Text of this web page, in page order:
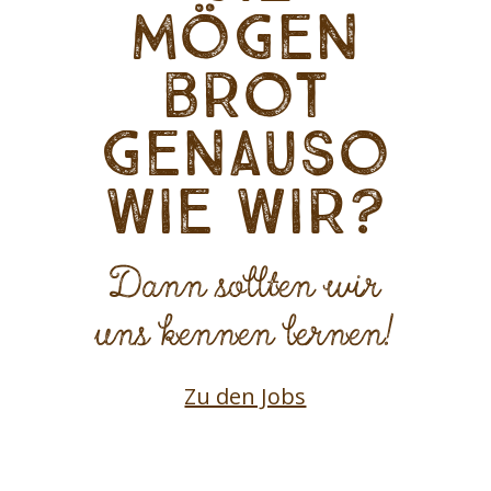
mögen
Brot
genauso
wie wir?
Dann sollten wir
uns kennen lernen!
Zu den Jobs